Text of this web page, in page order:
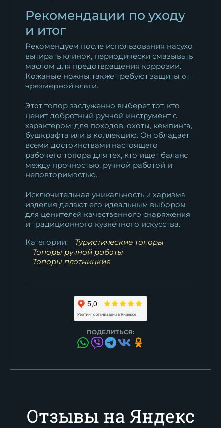
Рекомендации по уходу
и итог
Рекомендуем после использования насухо
вытирать клинок, периодически смазывать
маслом для предотвращения коррозии.
Кожаные ножны также требуют защиты от
чрезмерной влаги.
Этот топор заслуженно выберет тот, кто
ценит добротный ручной инструмент с
характером: для походов, охоты, кемпинга,
бушкрафта или в коллекцию. Он обладает
всеми достоинствами настоящего
рабочего топора для тех, кто ищет баланс
между прочностью, ручной работой и
неповторимостью.
Исключительная уникальность и харизма
изделия делают его идеальным выбором
для ценителей качественного снаряжения
и традиционного кузнечного искусства.
Категории:
Туристические топоры
Топоры ручной работы
Топоры плотницкие
ПОДЕЛИТЬСЯ:
Отзывы на Яндекс